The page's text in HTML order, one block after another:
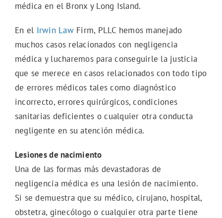
médica en el Bronx y Long Island.
En el Irwin LawFirm, PLLC hemos manejado
muchos casos relacionados con negligencia
médica y lucharemos para conseguirle la justicia
que se merece en casos relacionados con todo tipo
de errores médicos tales como diagnóstico
incorrecto, errores quirúrgicos, condiciones
sanitarias deficientes o cualquier otra conducta
negligente en su atención médica.
Lesiones de nacimiento
Una de las formas más devastadoras de
negligencia médica es una lesión de nacimiento.
Si se demuestra que su médico, cirujano, hospital,
obstetra, ginecólogo o cualquier otra parte tiene